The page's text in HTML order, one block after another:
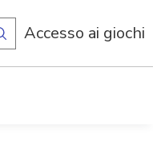
Accesso ai giochi